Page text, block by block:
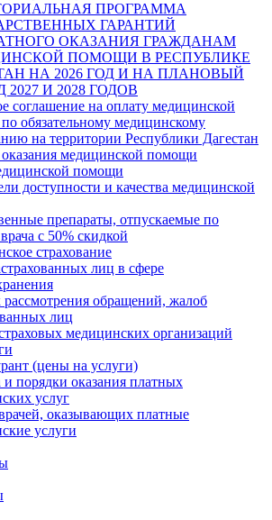
ПРОГРАММА
ГАРАНТИЙ
ОКАЗАНИЯ ГРАЖДАНАМ
ПОМОЩИ В РЕСПУБЛИКЕ
НА 2026 ГОД И НА ПЛАНОВЫЙ
2027 И 2028 ГОДОВ
соглашение на оплату медицинской
обязательному медицинскому
на территории Республики Дагестан
медицинской помощи
помощи
доступности и качества медицинской
препараты, отпускаемые по
с 50% скидкой
страхование
лиц в сфере
обращений, жалоб
лиц
медицинских организаций
(цены на услуги)
порядки оказания платных
услуг
оказывающих платные
услуги